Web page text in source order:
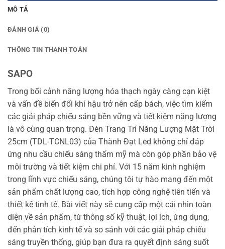
MÔ TẢ
ĐÁNH GIÁ (0)
THÔNG TIN THANH TOÁN
SAPO
Trong bối cảnh năng lượng hóa thạch ngày càng cạn kiệt
và vấn đề biến đổi khí hậu trở nên cấp bách, việc tìm kiếm
các giải pháp chiếu sáng bền vững và tiết kiệm năng lượng
là vô cùng quan trọng. Đèn Trang Trí Năng Lượng Mặt Trời
25cm (TDL-TCNL03) của Thành Đạt Led không chỉ đáp
ứng nhu cầu chiếu sáng thẩm mỹ mà còn góp phần bảo vệ
môi trường và tiết kiệm chi phí. Với 15 năm kinh nghiệm
trong lĩnh vực chiếu sáng, chúng tôi tự hào mang đến một
sản phẩm chất lượng cao, tích hợp công nghệ tiên tiến và
thiết kế tinh tế. Bài viết này sẽ cung cấp một cái nhìn toàn
diện về sản phẩm, từ thông số kỹ thuật, lợi ích, ứng dụng,
đến phân tích kinh tế và so sánh với các giải pháp chiếu
sáng truyền thống, giúp bạn đưa ra quyết định sáng suốt